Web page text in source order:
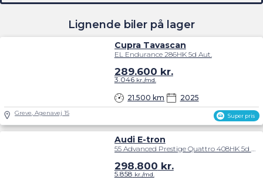
Lignende biler på lager
Super pris
Cupra Tavascan
EL Endurance 286HK 5d Aut.
21.500 km 2025
289.600 kr.
3.046kr./md.
Greve, Agenavej 15
Audi E-tron
55 Advanced Prestige Quattro 408HK 5d Aut.
298.800 kr.
5.858 kr./md.